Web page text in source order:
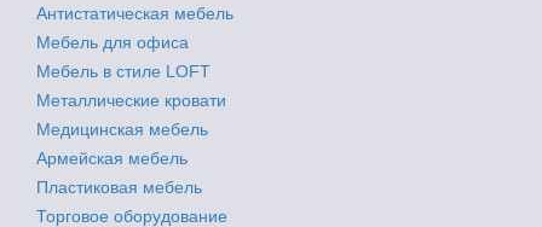
Антистатическая мебель
Мебель для офиса
Мебель в стиле LOFT
Металлические кровати
Медицинская мебель
Армейская мебель
Пластиковая мебель
Торговое оборудование